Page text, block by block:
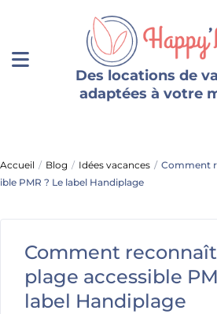
Des locations de
adaptées à votre
Accueil Blog Idées vacances
Comment
ible PMR ? Le label Handiplage
Comment
plage accessible
label Handiplage